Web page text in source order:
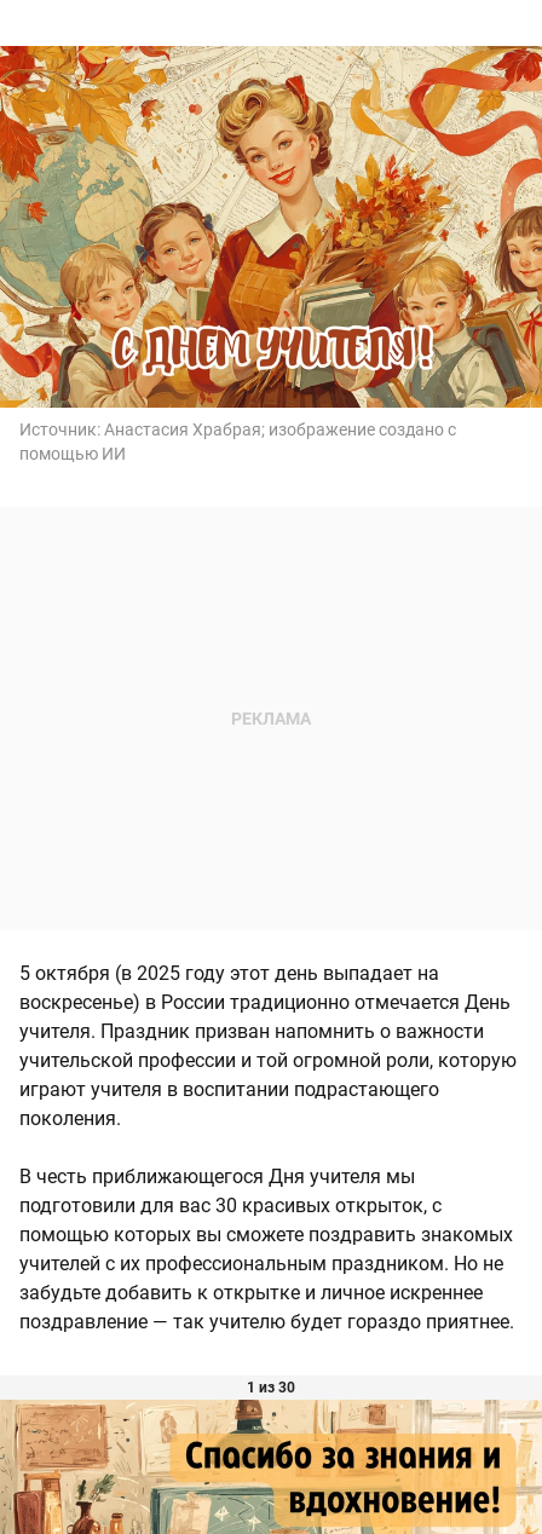
Источник:Анастасия Храбрая; изображение создано с
помощью ИИ
5 октября (в 2025 году этот день выпадает на
воскресенье) в России традиционно отмечается День
учителя. Праздник призван напомнить о важности
учительской профессии и той огромной роли, которую
играют учителя в воспитании подрастающего
поколения.
В честь приближающегося Дня учителя мы
подготовили для вас 30 красивых открыток, с
помощью которых вы сможете поздравить знакомых
учителей с их профессиональным праздником. Но не
забудьте добавить к открытке и личное искреннее
поздравление — так учителю будет гораздо приятнее.
1 из 30